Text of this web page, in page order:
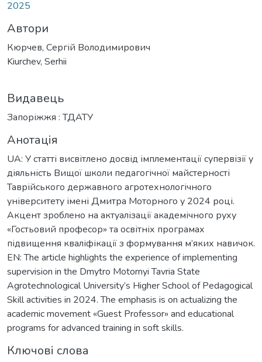
2025
Автори
Кюрчев, Сергій Володимирович
Kiurchev, Serhii
Видавець
Запоріжжя : ТДАТУ
Анотація
UA: У статті висвітлено досвід імплементації супервізії у
діяльність Вищої школи педагогічної майстерності
Таврійського державного агротехнологічного
університету імені Дмитра Моторного у 2024 році.
Акцент зроблено на актуалізації академічного руху
«Гостьовий професор» та освітніх програмах
підвищення кваліфікації з формування м’яких навичок.
EN: The article highlights the experience of implementing
supervision in the Dmytro Motornyi Tavria State
Agrotechnological University’s Higher School of Pedagogical
Skill activities in 2024. The emphasis is on actualizing the
academic movement «Guest Professor» and educational
programs for advanced training in soft skills.
Ключові слова